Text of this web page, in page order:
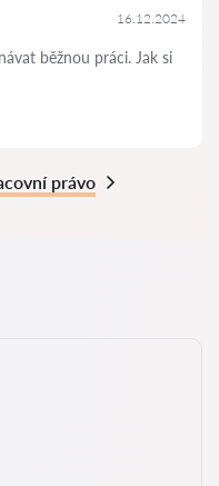
16.12.2024
běžnou práci. Jak si
právo